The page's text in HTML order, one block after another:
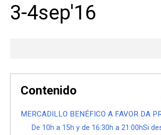
3-4sep'16
Contenido
MERCADILLO BENÉFICO A FAVOR DA
De 10h a 15h y de 16:30h a 21:00hSi